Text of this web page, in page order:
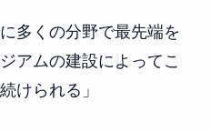
多くの分野で最先端を
アムの建設によってこ
けられる」